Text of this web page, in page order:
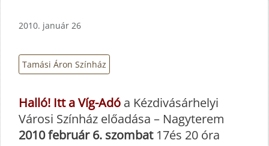
2010. január 26
Tamási Áron Színház
Halló! Itt a Víg-Adó a Kézdivásárhelyi
Városi Színház előadása – Nagyterem
2010 február 6. szombat 17és 20 óra